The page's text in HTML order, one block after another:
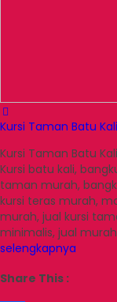
Kursi Taman Batu Kali
Kursi Taman Batu
Kursi batu kali,
taman murah,
kursi teras murah,
murah, jual kursi
minimalis, jual
selengkapnya
Share This :